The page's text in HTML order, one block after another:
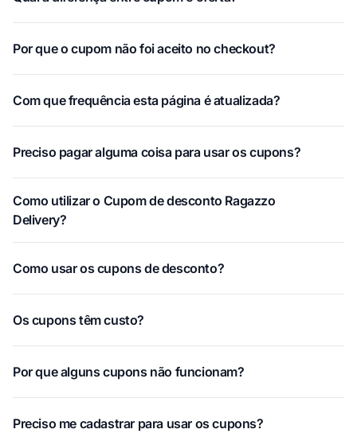
Por que o cupom não foi aceito no checkout?
Com que frequência esta página é atualizada?
Preciso pagar alguma coisa para usar os cupons?
Como utilizar o Cupom de desconto Ragazzo
Delivery?
Como usar os cupons de desconto?
Os cupons têm custo?
Por que alguns cupons não funcionam?
Preciso me cadastrar para usar os cupons?